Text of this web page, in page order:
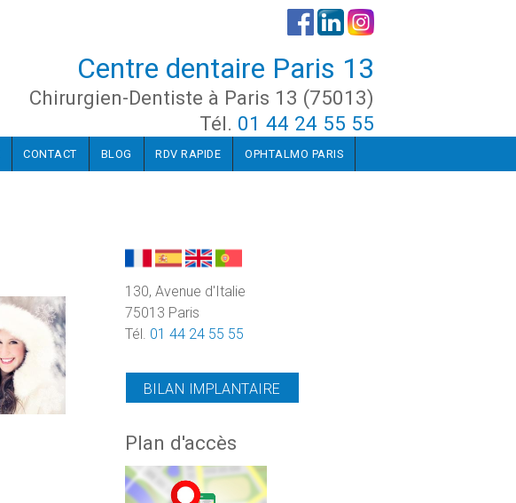
Centre dentaire Paris 13
Chirurgien-Dentiste à Paris 13 (75013)
Tél. 01 44 24 55 55
CONTACT BLOG RDV RAPIDE OPHTALMO PARIS
130, Avenue d'Italie
75013 Paris
Tél. 01 44 24 55 55
BILAN IMPLANTAIRE
Plan d'accès